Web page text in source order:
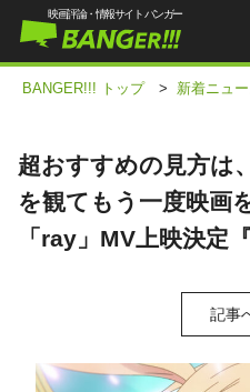
映
映画評論・情報サイト バンガー
BANGER!!! トップ > 新着ニュ
超おすすめの見方は
を観てもう一度映画
「ray」MV上映決定
記事